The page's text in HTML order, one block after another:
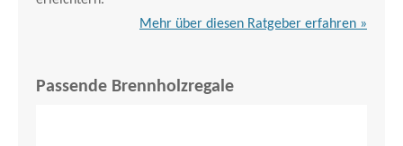
Mehr über diesen Ratgeber erfahren »
Passende Brennholzregale